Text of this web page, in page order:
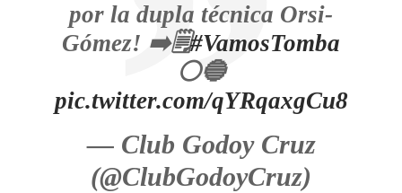
por la dupla técnica Orsi-
Gómez! ➡️🗒️#VamosTomba
⚪🔵
pic.twitter.com/qYRqaxgCu8
— Club Godoy Cruz
(@ClubGodoyCruz)